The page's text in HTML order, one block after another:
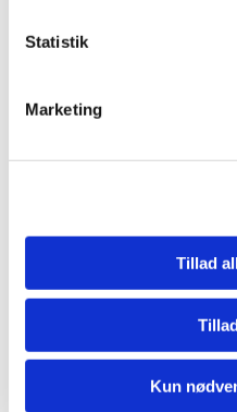
Statistik
Marketing
Tillad
Kun